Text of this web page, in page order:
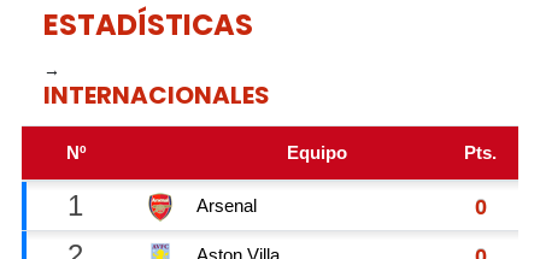
ESTADÍSTICAS
→
INTERNACIONALES